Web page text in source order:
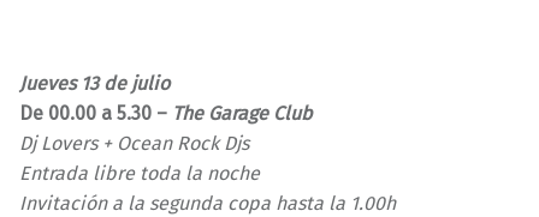
Jueves 13 de julio
De 00.00 a 5.30 – The Garage Club
Dj Lovers + Ocean Rock Djs
Entrada libre toda la noche
Invitación a la segunda copa hasta la 1.00h